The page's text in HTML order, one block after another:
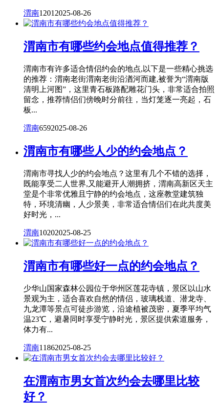
渭南1201 2025-08-26
渭南市有哪些约会地点值得推荐？
渭南市有许多适合情侣约会的地点,以下是一些精心挑选
的推荐：渭南老街渭南老街沿湭河而建,被誉为“渭南版
清明上河图”，这里青石板路配雕花门头，非常适合拍照
留念，推荐情侣们傍晚时分前往，当灯笼逐一亮起，石
板...
渭南6592025-08-26
渭南市有哪些人少的约会地点？
渭南市寻找人少的约会地点？这里有几个不错的选择，
既能享受二人世界,又能避开人潮拥挤，渭南高新区天主
堂是个非常优雅且宁静的约会地点，这座教堂建筑独
特，环境清幽，人少景美，非常适合情侣们在此共度美
好时光，...
渭南10202025-08-25
渭南市有哪些好一点的约会地点？
少华山国家森林公园位于华州区莲花寺镇，景区以山水
景观为主，适合喜欢自然的情侣，玻璃栈道、潜龙寺、
九龙潭等景点可徒步游览，沿途植被茂密，夏季平均气
温23℃，避暑同时享受宁静时光，景区提供索道服务，
体力有...
渭南11862025-08-25
在渭南市男女首次约会去哪里比较
好？